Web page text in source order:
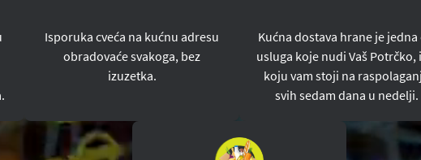
Isporuka cveća na kućnu adresu
obradovaće svakoga, bez
izuzetka.
Kućna dostava hrane je
usluga koje nudi Vaš Potrčko,
koju vam stoji na
svih sedam dana u nedelji.